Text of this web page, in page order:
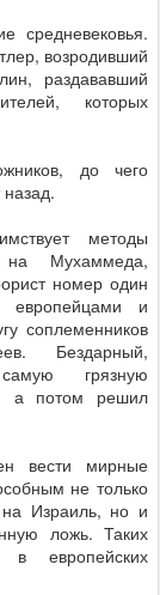
средневековья.
возродивший
раздававший
которых
до чего
методы
Мухаммеда,
номер один
европейцами и
соплеменников
Бездарный,
грязную
а потом решил
вести мирные
не только
на Израиль, но и
ложь. Таких
европейских